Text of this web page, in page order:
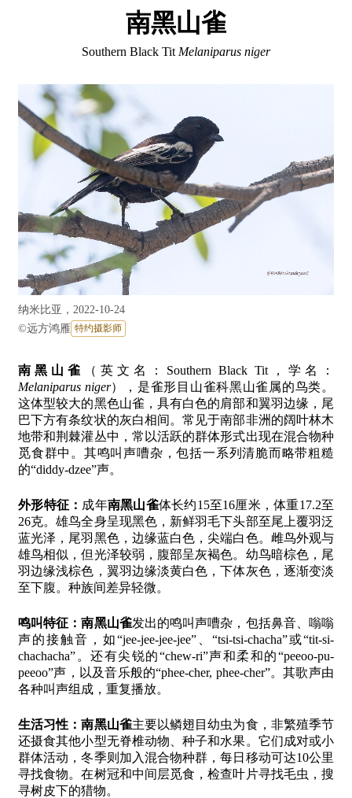
南黑山雀
Southern Black Tit Melaniparus niger
纳米比亚，2022-10-24
©远方鸿雁 特约摄影师
南黑山雀
（英文名：Southern Black Tit，学名：
Melaniparus niger），是雀形目山雀科黑山雀属的鸟类。
这体型较大的黑色山雀，具有白色的肩部和翼羽边缘，尾
巴下方有条纹状的灰白相间。常见于南部非洲的阔叶林木
地带和荆棘灌丛中，常以活跃的群体形式出现在混合物种
觅食群中。其鸣叫声嘈杂，包括一系列清脆而略带粗糙
的“diddy-dzee”声。
外形特征： 成年南黑山雀体长约15至16厘米，体重17.2至
26克。雄鸟全身呈现黑色，新鲜羽毛下头部至尾上覆羽泛
蓝光泽，尾羽黑色，边缘蓝白色，尖端白色。雌鸟外观与
雄鸟相似，但光泽较弱，腹部呈灰褐色。幼鸟暗棕色，尾
羽边缘浅棕色，翼羽边缘淡黄白色，下体灰色，逐渐变淡
至下腹。种族间差异轻微。
鸣叫特征：南黑山雀发出的鸣叫声嘈杂，包括鼻音、嗡嗡
声的接触音，如“jee-jee-jee-jee”、“tsi-tsi-chacha”或“tit-si-
chachacha”。还有尖锐的“chew-ri”声和柔和的“peeoo-pu-
peeoo”声，以及音乐般的“phee-cher, phee-cher”。其歌声由
各种叫声组成，重复播放。
生活习性：南黑山雀主要以鳞翅目幼虫为食，非繁殖季节
还摄食其他小型无脊椎动物、种子和水果。它们成对或小
群体活动，冬季则加入混合物种群，每日移动可达10公里
寻找食物。在树冠和中间层觅食，检查叶片寻找毛虫，搜
寻树皮下的猎物。